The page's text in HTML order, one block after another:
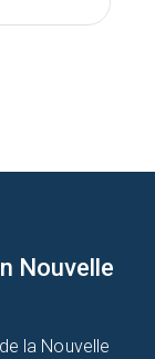
Nouvelle
la Nouvelle